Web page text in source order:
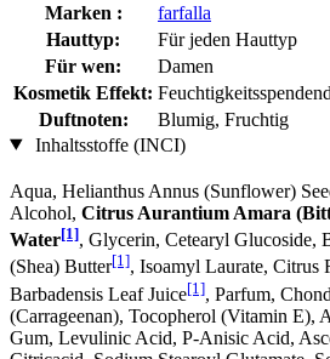
Marken :
farfalla
Hauttyp:
Für jeden Hauttyp
Für wen:
Damen
Kosmetik Effekt: Feuchtigkeitsspendend
Duftnoten:
Blumig, Fruchtig
Inhaltsstoffe (INCI)
Aqua, Helianthus Annus (Sunflower)
Alcohol, Citrus Aurantium Amara
Water[1], Glycerin, Cetearyl Glucoside,
(Shea) Butter[1], Isoamyl Laurate, Citrus
Barbadensis Leaf Juice[1], Parfum,
(Carrageenan), Tocopherol (Vitamin E),
Gum, Levulinic Acid, P-Anisic Acid,